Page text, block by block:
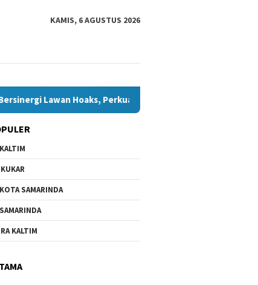
KAMIS, 6 AGUSTUS 2026
Lawan Hoaks, Perkuat Demokrasi Jelang Pemilu 2029
Belum Ada,
Pemkot
Beri Perhatian
SAMARINDA
KALTIM